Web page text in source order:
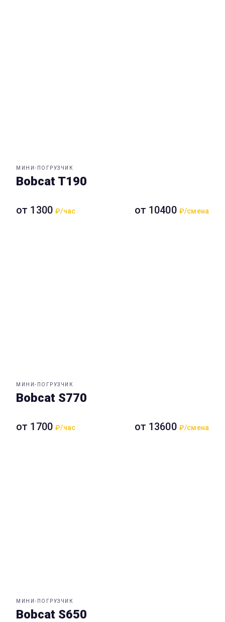
МИНИ-ПОГРУЗЧИК
Bobcat T190
от 1300₽/час от 10400 ₽/смена
МИНИ-ПОГРУЗЧИК
Bobcat S770
от 1700₽/час от 13600 ₽/смена
МИНИ-ПОГРУЗЧИК
Bobcat S650